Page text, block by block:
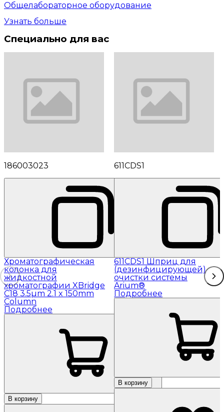
Общелабораторное оборудование
Узнать больше
Специально для вас
186003023
Хроматографическая
колонка для
жидкостной
хроматографии XBridge
C18 3.5µm 2.1 x 150mm
Column
Подробнее
В корзину
611CDS1
611CDS1 Шприц для
(дезинфицирующей)
очистки системы
Arium®
Подробнее
В корзину